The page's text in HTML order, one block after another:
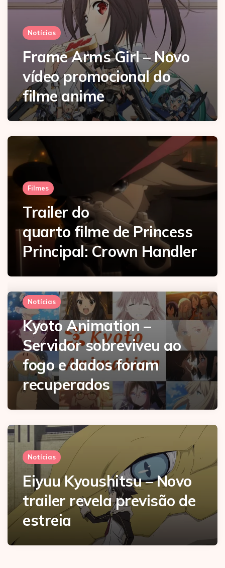
Notícias
Frame Arms Girl – Novo
vídeo promocional do
filme anime
Filmes
Trailer do
quarto filme de Princess
Principal: Crown Handler
Notícias
Kyoto Animation –
Servidor sobreviveu ao
fogo e dados foram
recuperados
Notícias
Eiyuu Kyoushitsu – Novo
trailer revela previsão de
estreia